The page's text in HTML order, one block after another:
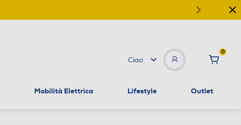
Ciao
0
Mobilità Elettrica Lifestyle Outlet